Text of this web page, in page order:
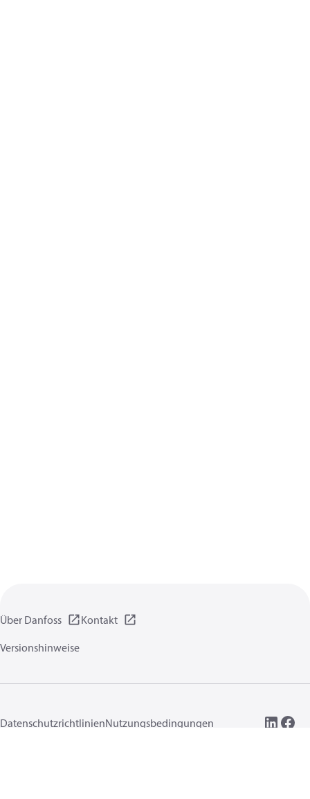
Über Danfoss
Kontakt
Versionshinweise
DatenschutzrichtlinienNutzungsbedingungen